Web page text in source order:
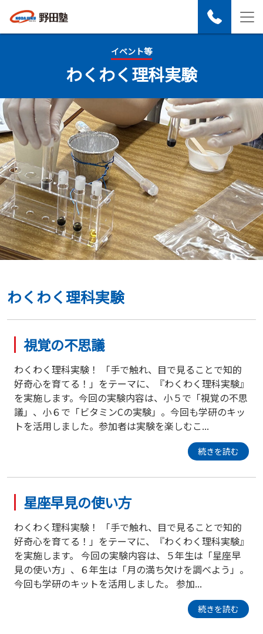
イベント等
わく​わく​理科実験
わくわく理科実験
視覚の不思議
わくわく理科実験！ 「手で触れ、目で見ることで知的
好奇心を育てる！」をテーマに、『わくわく理科実験』
を実施します。今回の実験内容は、小５で「視覚の不思
議」、小６で「ビタミンCの実験」。今回も学研のキッ
トを活用しました。参加者は実験を楽しむこ...
続きを読む
星座早見の使い方
わくわく理科実験！ 「手で触れ、目で見ることで知的
好奇心を育てる！」をテーマに、『わくわく理科実験』
を実施します。 今回の実験内容は、５年生は「星座早
見の使い方」、６年生は「月の満ち欠けを調べよう」。
今回も学研のキットを活用しました。 参加...
続きを読む